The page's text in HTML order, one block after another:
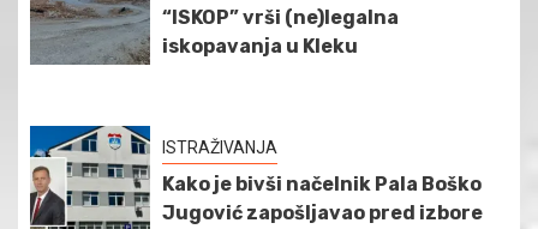
“ISKOP” vrši (ne)legalna
iskopavanja u Kleku
ISTRAŽIVANJA
Kako je bivši načelnik Pala Boško
Jugović zapošljavao pred izbore